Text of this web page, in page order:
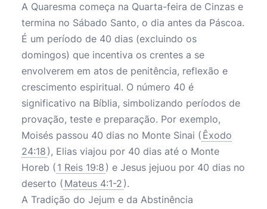
A Quaresma começa na Quarta-feira de Cinzas e
termina no Sábado Santo, o dia antes da Páscoa.
É um período de 40 dias (excluindo os
domingos) que incentiva os crentes a se
envolverem em atos de penitência, reflexão e
crescimento espiritual. O número 40 é
significativo na Bíblia, simbolizando períodos de
provação, teste e preparação. Por exemplo,
Moisés passou 40 dias no Monte Sinai ( Êxodo
24:18 ), Elias viajou por 40 dias até o Monte
Horeb ( 1 Reis 19:8 ) e Jesus jejuou por 40 dias no
deserto ( Mateus 4:1-2 ).
A Tradição do Jejum e da Abstinência